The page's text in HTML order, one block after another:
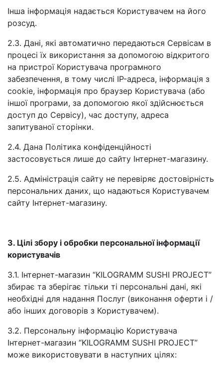
Інша інформація надається Користувачем на його
розсуд.
2.3. Дані, які автоматично передаються Сервісам в
процесі їх використання за допомогою відкритого
на пристрої Користувача програмного
забезпечення, в тому числі IP-адреса, інформація з
cookie, інформація про браузер Користувача (або
іншої програми, за допомогою якої здійснюється
доступ до Сервісу), час доступу, адреса
запитуваної сторінки.
2.4. Дана Політика конфіденційності
застосовується лише до сайту Інтернет-магазину.
2.5. Адміністрація сайту не перевіряє достовірність
персональних даних, що надаються Користувачем
сайту Інтернет-магазину.
3. Цілі збору і обробки персональної інформації
користувачів
3.1. Інтернет-магазин “KILOGRAMM SUSHI PROJECT”
збирає та зберігає тільки ті персональні дані, які
необхідні для надання Послуг (виконання оферти і /
або інших договорів з Користувачем).
3.2. Персональну інформацію Користувача
Інтернет-магазин “KILOGRAMM SUSHI PROJECT”
може використовувати в наступних цілях: